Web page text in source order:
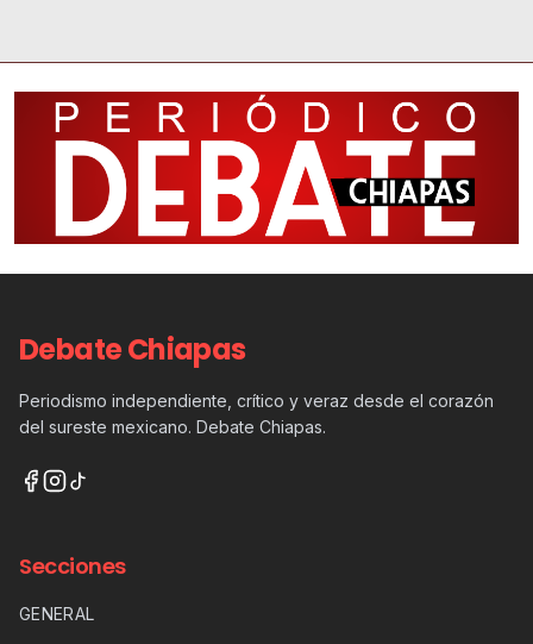
Debate Chiapas
Periodismo independiente, crítico y veraz desde el corazón
del sureste mexicano. Debate Chiapas.
Secciones
GENERAL